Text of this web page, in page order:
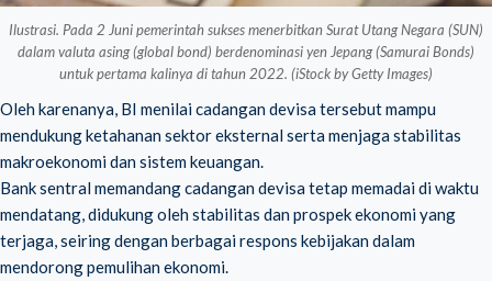
Ilustrasi. Pada 2 Juni pemerintah sukses menerbitkan Surat Utang Negara (SUN)
dalam valuta asing (global bond) berdenominasi yen Jepang (Samurai Bonds)
untuk pertama kalinya di tahun 2022. (iStock by Getty Images)
Oleh karenanya, BI menilai cadangan devisa tersebut mampu
mendukung ketahanan sektor eksternal serta menjaga stabilitas
makroekonomi dan sistem keuangan.
Bank sentral memandang cadangan devisa tetap memadai di waktu
mendatang, didukung oleh stabilitas dan prospek ekonomi yang
terjaga, seiring dengan berbagai respons kebijakan dalam
mendorong pemulihan ekonomi.